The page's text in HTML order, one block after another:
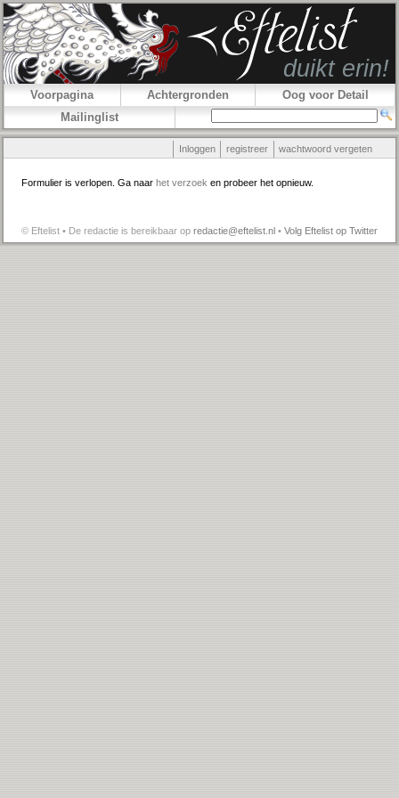
Voorpagina Achtergronden
Oog voor Detail
Mailinglist
Inloggen registreer wachtwoord vergeten
Formulier is verlopen. Ga naar het verzoek en probeer het opnieuw.
© Eftelist • De redactie is bereikbaar op redactie@eftelist.nl • Volg Eftelist op Twitter